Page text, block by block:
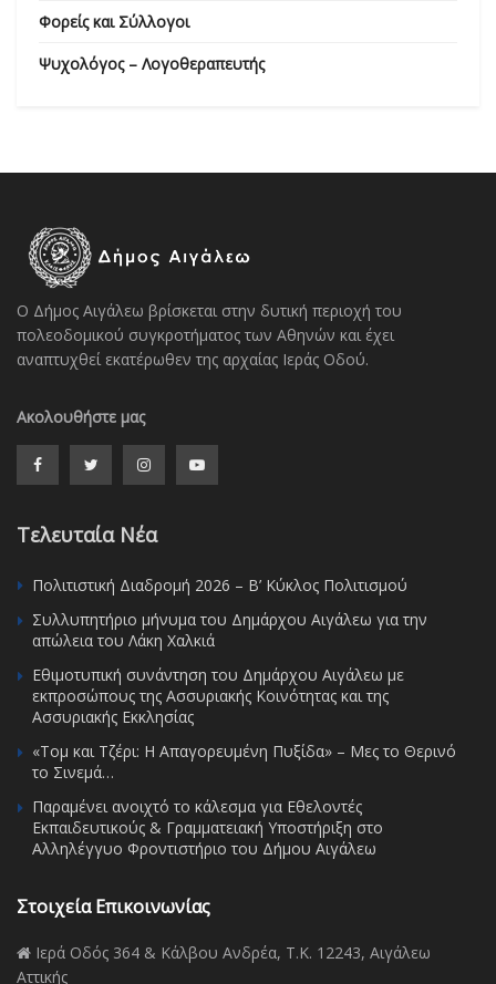
Φορείς και Σύλλογοι
Ψυχολόγος – Λογοθεραπευτής
Ο Δήμος Αιγάλεω βρίσκεται στην δυτική περιοχή του
πολεοδομικού συγκροτήματος των Αθηνών και έχει
αναπτυχθεί εκατέρωθεν της αρχαίας Ιεράς Οδού.
Ακολουθήστε μας
Τελευταία Νέα
Πολιτιστική Διαδρομή 2026 – Β’ Κύκλος Πολιτισμού
Συλλυπητήριο μήνυμα του Δημάρχου Αιγάλεω για την
απώλεια του Λάκη Χαλκιά
Εθιμοτυπική συνάντηση του Δημάρχου Αιγάλεω με
εκπροσώπους της Ασσυριακής Κοινότητας και της
Ασσυριακής Εκκλησίας
«Τομ και Τζέρι: Η Απαγορευμένη Πυξίδα» – Μες το Θερινό
το Σινεμά…
Παραμένει ανοιχτό το κάλεσμα για Εθελοντές
Εκπαιδευτικούς & Γραμματειακή Υποστήριξη στο
Αλληλέγγυο Φροντιστήριο του Δήμου Αιγάλεω
Στοιχεία Επικοινωνίας
Ιερά Οδός 364 & Κάλβου Ανδρέα, Τ.Κ. 12243, Αιγάλεω
Αττικής